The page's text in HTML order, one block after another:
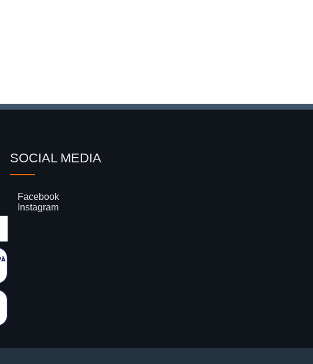
SOCIAL MEDIA
Facebook
Instagram